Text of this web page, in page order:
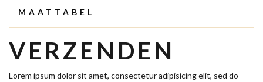
MAATTABEL
VERZENDEN
Lorem ipsum dolor sit amet, consectetur adipisicing elit, sed do